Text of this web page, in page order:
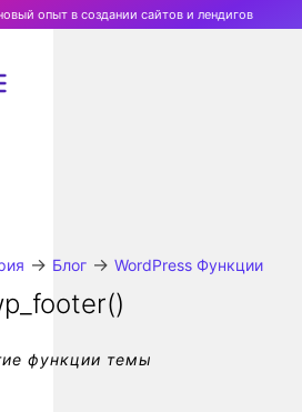
опыт в создании сайтов и лендигов
→ Блог→ WordPress Функции
функции темы